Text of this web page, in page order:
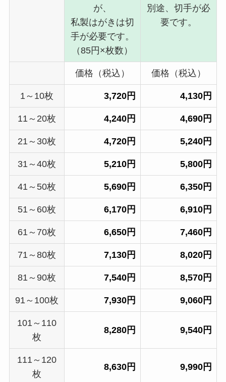
が、
私製はがきは切
手が必要です。
（85円×枚数）
別途、切手が必
要です。
価格（税込） 価格（税込）
1～10枚 3,720円 4,130円
11～20枚 4,240円 4,690円
21～30枚 4,720円 5,240円
31～40枚 5,210円 5,800円
41～50枚 5,690円 6,350円
51～60枚 6,170円 6,910円
61～70枚 6,650円 7,460円
71～80枚 7,130円 8,020円
81～90枚 7,540円 8,570円
91～100枚 7,930円 9,060円
101～110
枚
8,280円 9,540円
111～120
枚
8,630円 9,990円